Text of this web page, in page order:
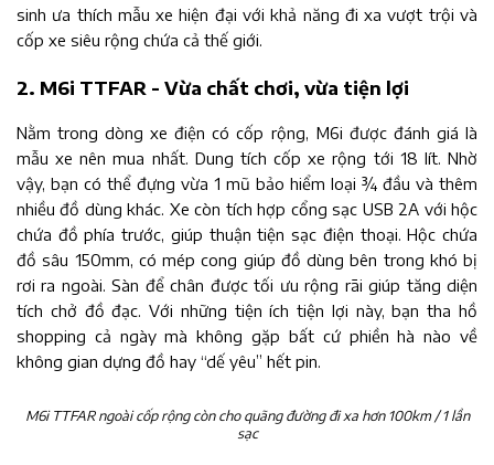
sinh ưa thích mẫu xe hiện đại với khả năng đi xa vượt trội và
cốp xe siêu rộng chứa cả thế giới.
2. M6i TTFAR - Vừa chất chơi, vừa tiện lợi
Nằm trong dòng xe điện có cốp rộng, M6i được đánh giá là
mẫu xe nên mua nhất. Dung tích cốp xe rộng tới 18 lít. Nhờ
vậy, bạn có thể đựng vừa 1 mũ bảo hiểm loại ¾ đầu và thêm
nhiều đồ dùng khác. Xe còn tích hợp cổng sạc USB 2A với hộc
chứa đồ phía trước, giúp thuận tiện sạc điện thoại. Hộc chứa
đồ sâu 150mm, có mép cong giúp đồ dùng bên trong khó bị
rơi ra ngoài. Sàn để chân được tối ưu rộng rãi giúp tăng diện
tích chở đồ đạc. Với những tiện ích tiện lợi này, bạn tha hồ
shopping cả ngày mà không gặp bất cứ phiền hà nào về
không gian dựng đồ hay “dế yêu” hết pin.
M6i TTFAR ngoài cốp rộng còn cho quãng đường đi xa hơn 100km / 1 lần
sạc